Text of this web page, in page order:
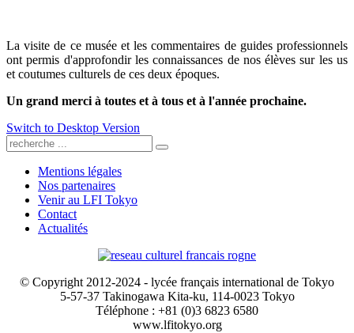
La visite de ce musée et les commentaires de guides professionnels
ont permis d'approfondir les connaissances de nos élèves sur les us
et coutumes culturels de ces deux époques.
Un grand merci à toutes et à tous et à l'année prochaine.
Switch to Desktop Version
Mentions légales
Nos partenaires
Venir au LFI Tokyo
Contact
Actualités
© Copyright 2012-2024 - lycée français international de Tokyo
5-57-37 Takinogawa Kita-ku, 114-0023 Tokyo
Téléphone : +81 (0)3 6823 6580
www.lfitokyo.org